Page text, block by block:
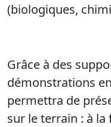
(biologiques,
Grâce à des
démonstrations
permettra de
sur le terrain : à la